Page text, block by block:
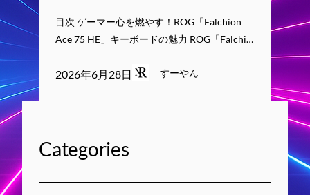
目次 ゲーマー心を燃やす！ROG「Falchion
Ace 75 HE」キーボードの魅力 ROG「Falchi…
2026年6月28日 すーやん
Categories